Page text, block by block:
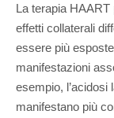
La terapia
effetti collaterali
essere più
manifestazioni
esempio, l’acidosi
manifestano più